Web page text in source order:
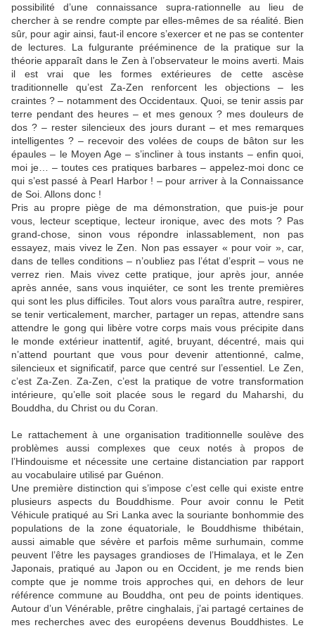
possibilité d’une connaissance supra-rationnelle au lieu de
chercher à se rendre compte par elles-mêmes de sa réalité. Bien
sûr, pour agir ainsi, faut-il encore s’exercer et ne pas se contenter
de lectures. La fulgurante prééminence de la pratique sur la
théorie apparaît dans le Zen à l’observateur le moins averti. Mais
il est vrai que les formes extérieures de cette ascèse
traditionnelle qu’est Za-Zen renforcent les objections – les
craintes ? – notamment des Occidentaux. Quoi, se tenir assis par
terre pendant des heures – et mes genoux ? mes douleurs de
dos ? – rester silencieux des jours durant – et mes remarques
intelligentes ? – recevoir des volées de coups de bâton sur les
épaules – le Moyen Age – s’incliner à tous instants – enfin quoi,
moi je… – toutes ces pratiques barbares – appelez-moi donc ce
qui s’est passé à Pearl Harbor ! – pour arriver à la Connaissance
de Soi. Allons donc !
Pris au propre piège de ma démonstration, que puis-je pour
vous, lecteur sceptique, lecteur ironique, avec des mots ? Pas
grand-chose, sinon vous répondre inlassablement, non pas
essayez, mais vivez le Zen. Non pas essayer « pour voir », car,
dans de telles conditions – n’oubliez pas l’état d’esprit – vous ne
verrez rien. Mais vivez cette pratique, jour après jour, année
après année, sans vous inquiéter, ce sont les trente premières
qui sont les plus difficiles. Tout alors vous paraîtra autre, respirer,
se tenir verticalement, marcher, partager un repas, attendre sans
attendre le gong qui libère votre corps mais vous précipite dans
le monde extérieur inattentif, agité, bruyant, décentré, mais qui
n’attend pourtant que vous pour devenir attentionné, calme,
silencieux et significatif, parce que centré sur l’essentiel. Le Zen,
c’est Za-Zen. Za-Zen, c’est la pratique de votre transformation
intérieure, qu’elle soit placée sous le regard du Maharshi, du
Bouddha, du Christ ou du Coran.
Le rattachement à une organisation traditionnelle soulève des
problèmes aussi complexes que ceux notés à propos de
l’Hindouisme et nécessite une certaine distanciation par rapport
au vocabulaire utilisé par Guénon.
Une première distinction qui s’impose c’est celle qui existe entre
plusieurs aspects du Bouddhisme. Pour avoir connu le Petit
Véhicule pratiqué au Sri Lanka avec la souriante bonhommie des
populations de la zone équatoriale, le Bouddhisme thibétain,
aussi aimable que sévère et parfois même surhumain, comme
peuvent l’être les paysages grandioses de l’Himalaya, et le Zen
Japonais, pratiqué au Japon ou en Occident, je me rends bien
compte que je nomme trois approches qui, en dehors de leur
référence commune au Bouddha, ont peu de points identiques.
Autour d’un Vénérable, prêtre cinghalais, j’ai partagé certaines de
mes recherches avec des européens devenus Bouddhistes. Le